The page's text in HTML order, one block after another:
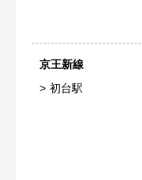
京王新線
初台駅